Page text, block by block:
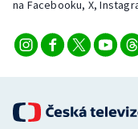
Vodní slalom
Volejbal
na Facebooku, X,